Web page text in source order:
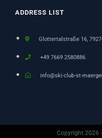
ADDRESS LIST
Glottertalstraße 16,
+49 7669 2580886
info@ski-club-st-
Copyright 2026